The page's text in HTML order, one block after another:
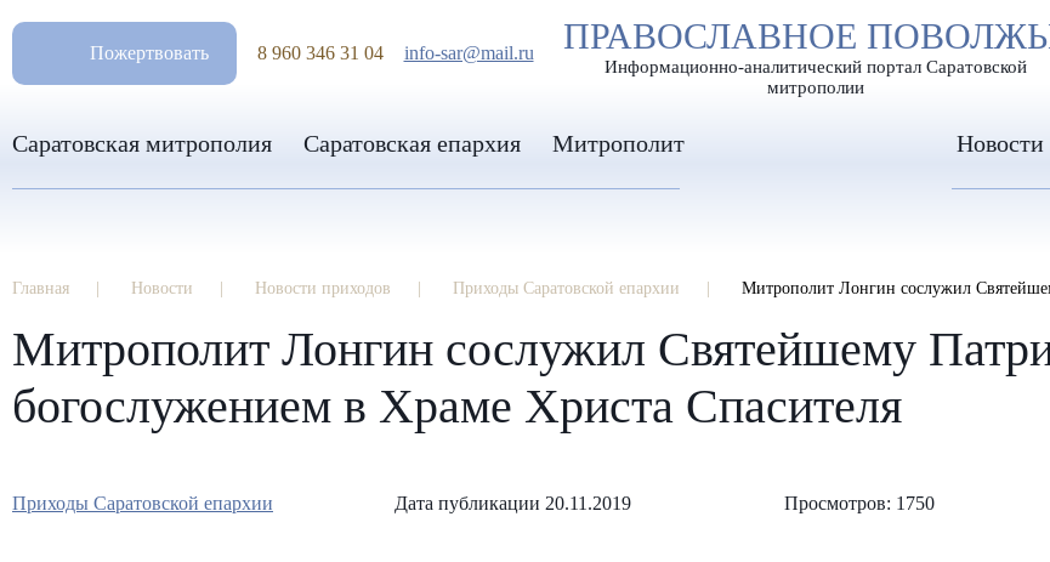
РАЗМЕР ШРИФТА А А А
ПРАВОСЛАВНОЕ
Информационно-аналитический портал Саратовской
митрополии
Пожертвовать 8 960 346 31 04 info-sar@mail.ru
Саратовская митрополия Саратовская епархия Митрополит Новости
Главная Новости Новости приходов Приходы Саратовской епархии Митрополит Лонгин сослужил
Митрополит Лонгин сослужил Святейшему
богослужением в Храме Христа Спасителя
Приходы Саратовской епархии Дата публикации 20.11.2019 Просмотров: 1750